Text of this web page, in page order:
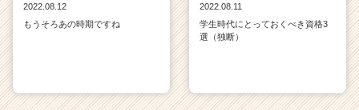
2022.08.12
もうそろあの時期ですね
2022.08.11
学生時代にとっておくべき資格3
選（独断）